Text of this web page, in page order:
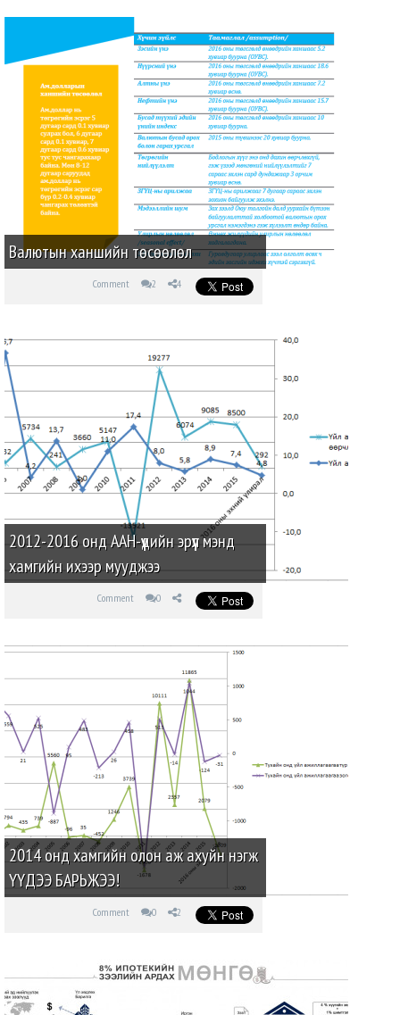
Валютын ханшийн төсөөлөл
Comment 2 4
2012-2016 онд ААН-үүдийн эрүүл мэнд
хамгийн ихээр мууджээ
Comment 0
2014 онд хамгийн олон аж ахуйн нэгж
ҮҮДЭЭ БАРЬЖЭЭ!
Comment 0 2